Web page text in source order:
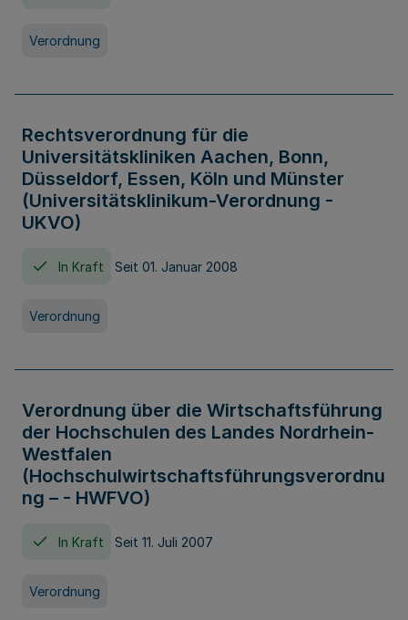
Verordnung
Rechtsverordnung für die
Universitätskliniken Aachen, Bonn,
Düsseldorf, Essen, Köln und Münster
(Universitätsklinikum-Verordnung -
UKVO)
In Kraft Seit 01. Januar 2008
Verordnung
Verordnung über die Wirtschaftsführung
der Hochschulen des Landes Nordrhein-
Westfalen
(Hochschulwirtschaftsführungsverordnu
ng – - HWFVO)
In Kraft Seit 11. Juli 2007
Verordnung